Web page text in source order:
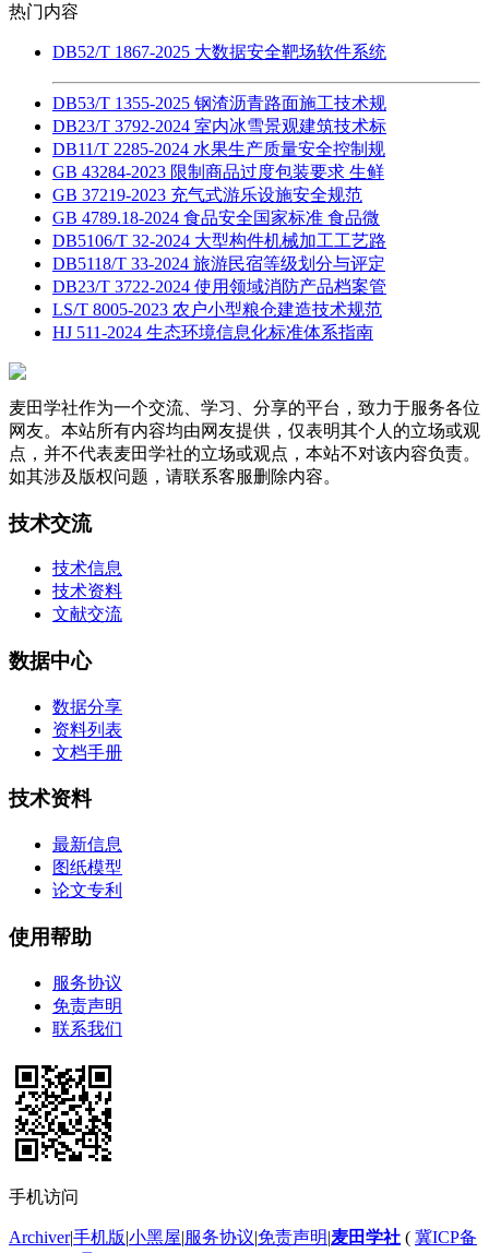
热门内容
DB52/T 1867-2025 大数据安全靶场软件系统
DB53/T 1355-2025 钢渣沥青路面施工技术规
DB23/T 3792-2024 室内冰雪景观建筑技术标
DB11/T 2285-2024 水果生产质量安全控制规
GB 43284-2023 限制商品过度包装要求 生鲜
GB 37219-2023 充气式游乐设施安全规范
GB 4789.18-2024 食品安全国家标准 食品微
DB5106/T 32-2024 大型构件机械加工工艺路
DB5118/T 33-2024 旅游民宿等级划分与评定
DB23/T 3722-2024 使用领域消防产品档案管
LS/T 8005-2023 农户小型粮仓建造技术规范
HJ 511-2024 生态环境信息化标准体系指南
麦田学社作为一个交流、学习、分享的平台，致力于服务各位
网友。本站所有内容均由网友提供，仅表明其个人的立场或观
点，并不代表麦田学社的立场或观点，本站不对该内容负责。
如其涉及版权问题，请联系客服删除内容。
技术交流
技术信息
技术资料
文献交流
数据中心
数据分享
资料列表
文档手册
技术资料
最新信息
图纸模型
论文专利
使用帮助
服务协议
免责声明
联系我们
手机访问
Archiver|手机版|小黑屋|服务协议|免责声明|麦田学社 ( 冀ICP备